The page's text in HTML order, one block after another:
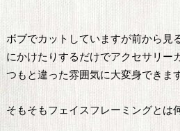
ボブでカットしていますが前から見
にかけたりするだけでアクセサリー
つもと違った雰囲気に大変身できま
そもそもフェイスフレーミングとは